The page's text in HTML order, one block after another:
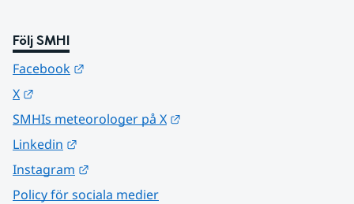
Följ SMHI
Facebook
X
SMHIs meteorologer på X
Linkedin
Instagram
Policy för sociala medier